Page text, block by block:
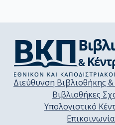
Διεύθυνση Βιβλιοθήκης
Βιβλιοθήκες
Υπολογιστικό